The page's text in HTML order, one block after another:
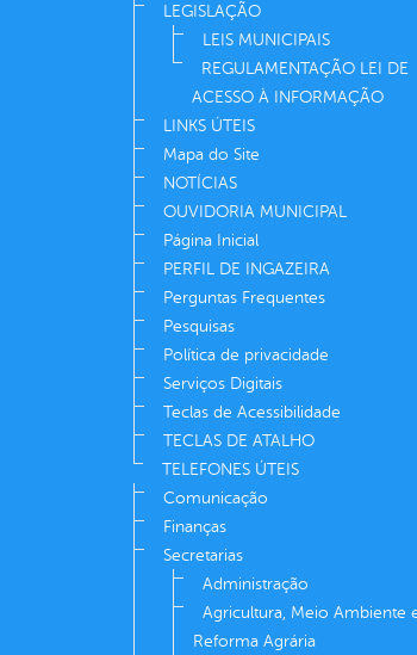
LEGISLAÇÃO
LEIS MUNICIPAIS
REGULAMENTAÇÃO LEI DE
ACESSO À INFORMAÇÃO
LINKS ÚTEIS
Mapa do Site
NOTÍCIAS
OUVIDORIA MUNICIPAL
Página Inicial
PERFIL DE INGAZEIRA
Perguntas Frequentes
Pesquisas
Política de privacidade
Serviços Digitais
Teclas de Acessibilidade
TECLAS DE ATALHO
TELEFONES ÚTEIS
Comunicação
Finanças
Secretarias
Administração
Agricultura, Meio Ambiente
Reforma Agrária